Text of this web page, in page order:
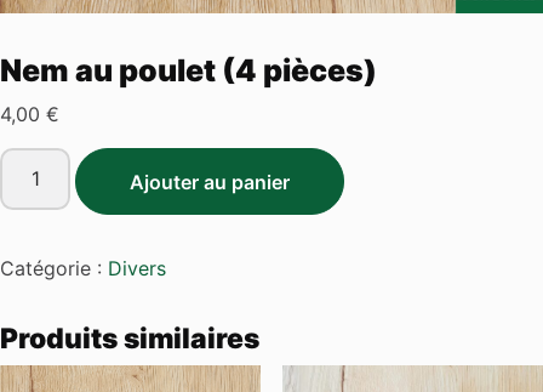
Nem au poulet (4 pièces)
4,00 €
quantité
poulet
pièces)
Ajouter au panier
Catégorie : Divers
Produits similaires